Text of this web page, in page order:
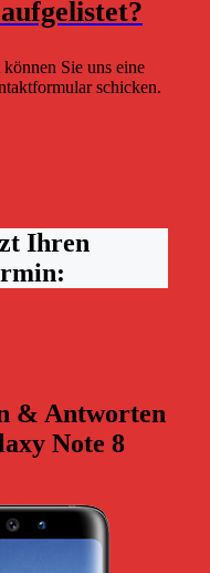
Sie uns eine
schicken.
Ihren
& Antworten
Note 8